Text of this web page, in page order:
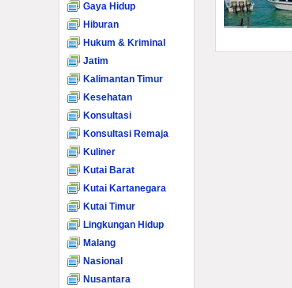
Gaya Hidup
Hiburan
Hukum & Kriminal
Jatim
Kalimantan Timur
Kesehatan
Konsultasi
Konsultasi Remaja
Kuliner
Kutai Barat
Kutai Kartanegara
Kutai Timur
Lingkungan Hidup
Malang
Nasional
Nusantara